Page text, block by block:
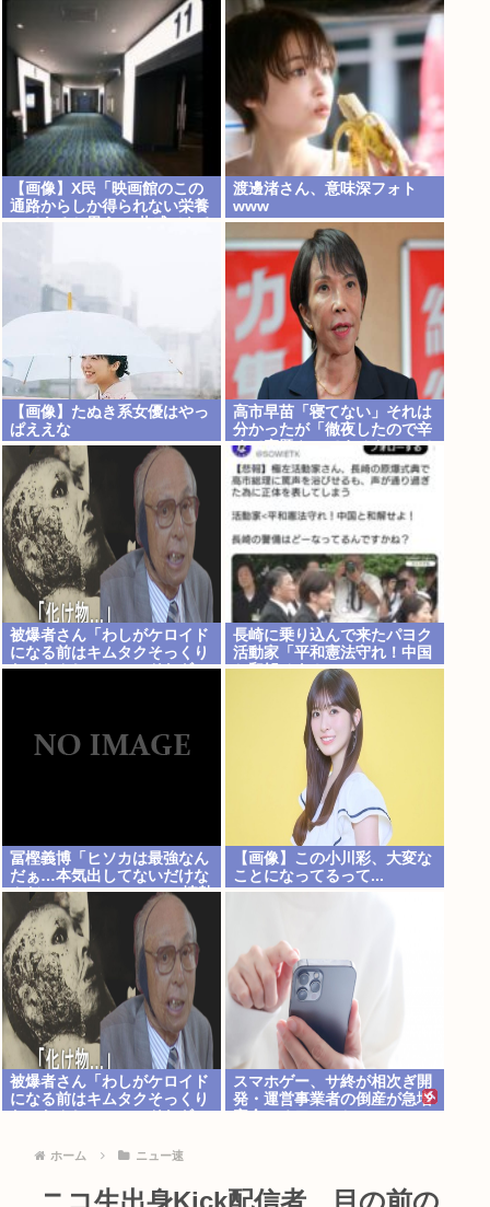
【画像】X民「映画館のこの
通路からしか得られない栄養
ってあると思う」 共感できる
渡邊渚さん、意味深フォト
www
【画像】たぬき系女優はやっ
ぱええな
高市早苗「寝てない」それは
分かったが「徹夜したので辛
くて宿題やってません」って
言う奴高市早苗以外に見たこ
とないのだが
被爆者さん「わしがケロイド
になる前はキムタクそっくり
たったんじゃ」ハードなギャ
長崎に乗り込んで来たパヨク
活動家「平和憲法守れ！中国
と和解せよ！」
冨樫義博「ヒソカは最強なん
だぁ…本気出してないだけな
んだぁ…」 こいつのこの情熱
なんなの？
【画像】この小川彩、大変な
ことになってるって...
被爆者さん「わしがケロイド
になる前はキムタクそっくり
スマホゲー、サ終が相次ぎ開
発・運営事業者の倒産が急増
ホーム ニュー速
ニコ生出身Kick配信者、目の前の